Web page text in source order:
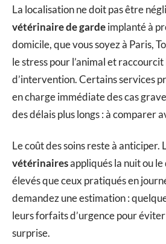
La localisation ne doit pas être
vétérinaire de gardeimplanté à
domicile, que vous soyez à Paris,
le stress pour l’animal et
d’intervention. Certains services
en charge immédiate des cas
des délais plus longs : à comparer
Le coût des soins reste à anticiper.
vétérinairesappliqués la nuit ou
élevés que ceux pratiqués en
demandez une estimation :
leurs forfaits d’urgence pour
surprise.